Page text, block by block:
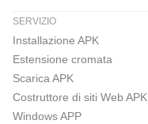
SERVIZIO
Installazione APK
Estensione cromata
Scarica APK
Costruttore di siti Web APK
Windows APP